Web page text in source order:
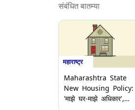
संबंधित बातम्या
महाराष्ट्र
Maharashtra State
New Housing Policy:
'माझे घर-माझे अधिकार',